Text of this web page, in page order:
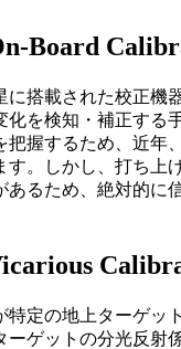
Board
に搭載された校正機
化を検知・補正する
把握するため、近年
す。しかし、打ち上
あるため、絶対的に
特定の地上ターゲッ
ーゲットの分光反射